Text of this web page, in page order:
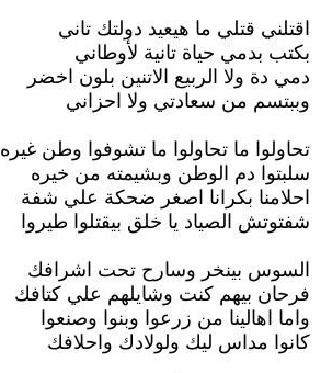
اقتلني قتلي ما هيعيد دولتك تاني
بكتب بدمي حياة تانية لأوطاني
دمي دة ولا الربيع الاتنين بلون اخضر
وببتسم من سعادتي ولا احزاني
تحاولوا ما تحاولوا ما تشوفوا وطن غيره
سلبتوا دم الوطن وبشيمته من خيره
احلامنا بكرانا اصغر ضحكة علي شفة
شفتوتش الصياد يا خلق بيقتلوا طيروا
السوس بينخر وسارح تحت اشرافك
فرحان بيهم كنت وشايلهم علي كتافك
واما اهالينا من زرعوا وبنوا وصنعوا
كانوا مداس ليك ولولادك واحلافك